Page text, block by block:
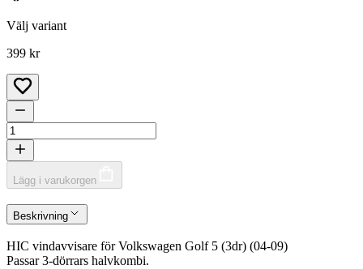
Välj variant
399 kr
Lägg i varukorgen
Beskrivning
HIC vindavvisare för Volkswagen Golf 5 (3dr) (04-09)
Passar 3-dörrars halvkombi.